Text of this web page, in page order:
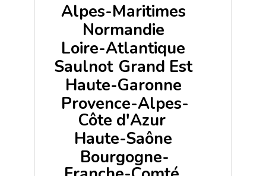
Alpes-Maritimes
Normandie
Loire-Atlantique
Saulnot Grand Est
Haute-Garonne
Provence-Alpes-
Côte d'Azur
Haute-Saône
Bourgogne-